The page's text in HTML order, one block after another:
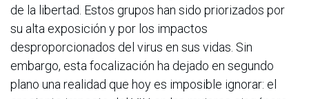
de la libertad. Estos grupos han sido priorizados por
su alta exposición y por los impactos
desproporcionados del virus en sus vidas. Sin
embargo, esta focalización ha dejado en segundo
plano una realidad que hoy es imposible ignorar: el